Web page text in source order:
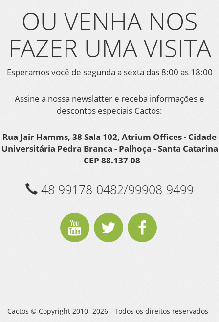
OU VENHA NOS
FAZER UMA VISITA
Esperamos você de segunda a sexta das 8:00 as 18:00
Assine a nossa newslatter e receba informações e
descontos especiais Cactos:
Rua Jair Hamms, 38 Sala 102, Atrium Offices - Cidade
Universitária Pedra Branca - Palhoça - Santa Catarina
- CEP 88.137-08
48 99178-0482/99908-9499
Cactos © Copyright 2010- 2026 - Todos os direitos reservados